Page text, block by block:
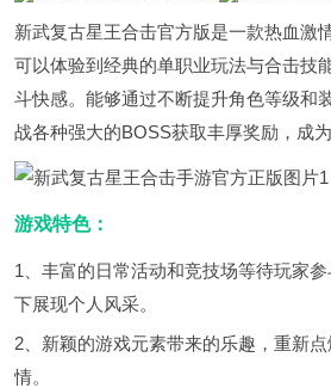
新武复古星王合击官方版是一款热血激
可以体验到经典的单职业玩法与合击技
斗快感。能够通过不断提升角色等级和
战各种强大的BOSS获取丰厚奖励，成
游戏特色：
1、丰富的日常活动和竞技场等待玩家
下展现个人风采。
2、新颖的游戏元素带来的乐趣，重新
情。